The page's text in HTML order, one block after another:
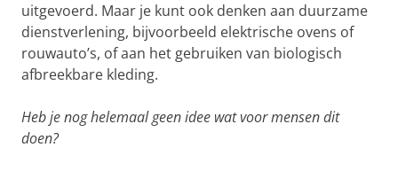
uitgevoerd. Maar je kunt ook denken aan duurzame
dienstverlening, bijvoorbeeld elektrische ovens of
rouwauto’s, of aan het gebruiken van biologisch
afbreekbare kleding.
Heb je nog helemaal geen idee wat voor mensen dit
doen?